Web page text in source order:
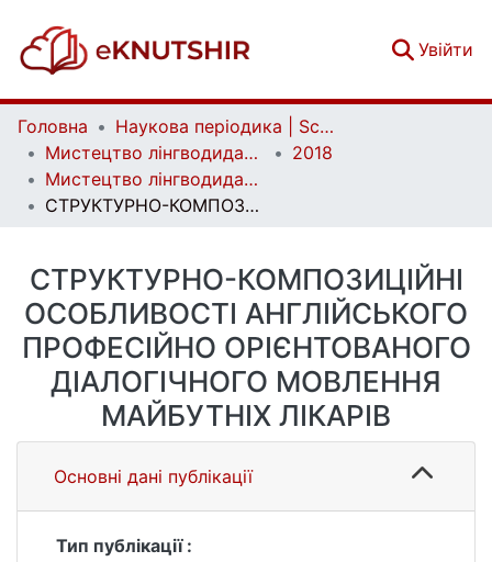
Увійти
Головна
Наукова періодика | Scientific periodicals
Мистецтво лінгводидактики | Ars Linguodidacticae
2018
Мистецтво лінгводидактики. Випуск 2
СТРУКТУРНО-КОМПОЗИЦІЙНІ ОСОБЛИВОСТІ АНГЛІЙСЬКОГО ПРОФЕСІЙНО ОРІЄНТОВАНОГО ДІАЛОГІЧНОГО МОВЛЕННЯ МАЙБУТНІХ ЛІКАРІВ
СТРУКТУРНО-КОМПОЗИЦІЙНІ
ОСОБЛИВОСТІ АНГЛІЙСЬКОГО
ПРОФЕСІЙНО ОРІЄНТОВАНОГО
ДІАЛОГІЧНОГО МОВЛЕННЯ
МАЙБУТНІХ ЛІКАРІВ
Основні дані публікації
Тип публікації :